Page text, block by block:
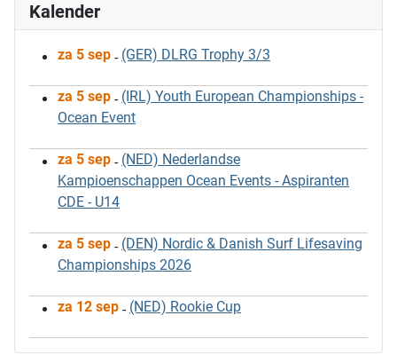
Kalender
za 5 sep - (GER) DLRG Trophy 3/3
za 5 sep - (IRL) Youth European Championships -
Ocean Event
za 5 sep - (NED) Nederlandse
Kampioenschappen Ocean Events - Aspiranten
CDE - U14
za 5 sep - (DEN) Nordic & Danish Surf Lifesaving
Championships 2026
za 12 sep - (NED) Rookie Cup